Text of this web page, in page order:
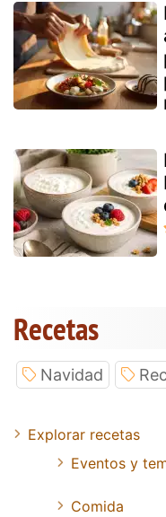
Recetas
Navidad
Explorar recetas
Eventos y
Comida